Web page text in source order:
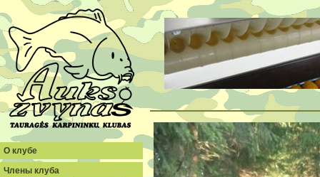
О клубе
Члены клуба